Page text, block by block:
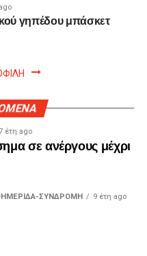
γηπέδου μπάσκετ
έτη ago
σε ανέργους μέχρι
ΣΥΝΔΡΟΜΗ 9 έτη ago